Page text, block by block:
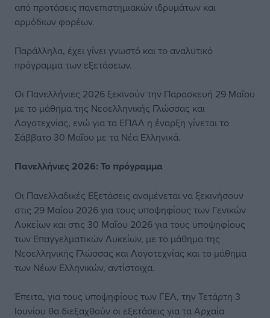
από προτάσεις πανεπιστημιακών ιδρυμάτων και
αρμόδιων φορέων.
Παράλληλα, έχει γίνει γνωστό και το αναλυτικό
πρόγραμμα των εξετάσεων.
Οι Πανελλήνιες 2026 ξεκινούν την Παρασκευή 29 Μαΐου
με το μάθημα της Νεοελληνικής Γλώσσας και
Λογοτεχνίας, ενώ για τα ΕΠΑΛ η έναρξη γίνεται το
Σάββατο 30 Μαΐου με τα Νέα Ελληνικά.
Πανελλήνιες 2026: Το πρόγραμμα
Οι Πανελλαδικές Εξετάσεις αναμένεται να ξεκινήσουν
στις 29 Μαΐου 2026 για τους υποψηφίους των Γενικών
Λυκείων και στις 30 Μαΐου 2026 για τους υποψηφίους
των Επαγγελματικών Λυκείων, με το μάθημα της
Νεοελληνικής Γλώσσας και Λογοτεχνίας και το μάθημα
των Νέων Ελληνικών, αντίστοιχα.
Έπειτα, για τους υποψηφίους των ΓΕΛ, την Τετάρτη 3
Ιουνίου θα διεξαχθούν οι εξετάσεις για τα Αρχαία